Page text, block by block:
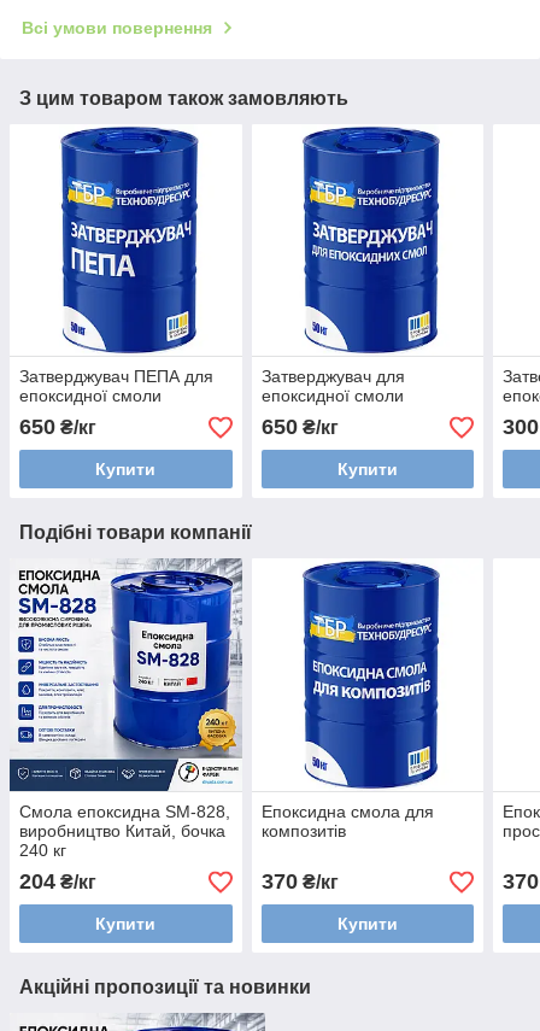
Всі умови повернення
З цим товаром також замовляють
Затверджувач ПЕПА для
епоксидної смоли
650 ₴/кг
Купити
Затверджувач для
епоксидної смоли
650₴/кг
Купити
300
Подібні товари компанії
Смола епоксидна SM-828,
виробництво Китай, бочка
240 кг
204 ₴/кг
Купити
Епоксидна смола для
композитів
370₴/кг
Купити
370
Акційні пропозиції та новинки